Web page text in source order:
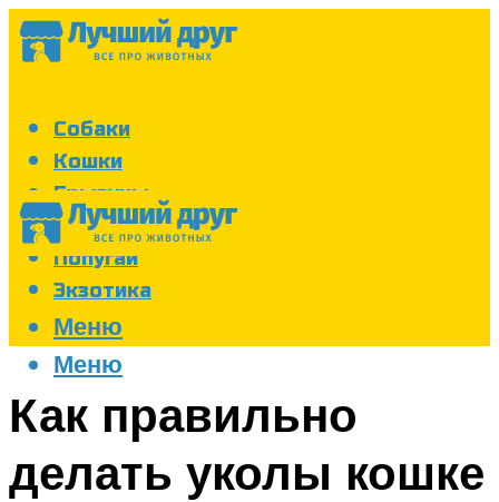
Собаки
Кошки
Грызуны
Аквариум
Попугаи
Экзотика
Меню
Меню
Как правильно
делать уколы кошке